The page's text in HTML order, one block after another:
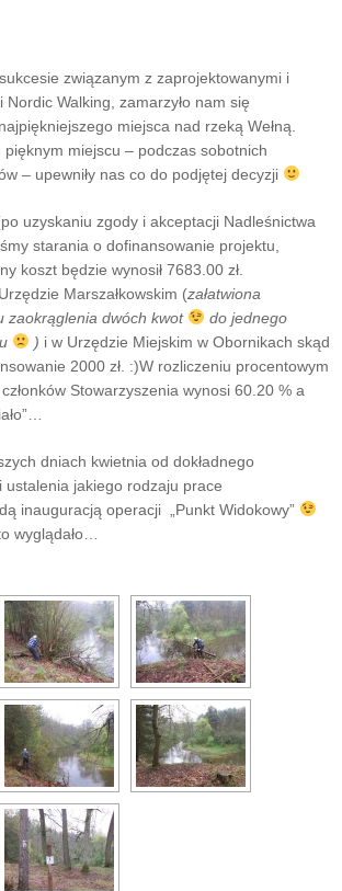
związanym z zaprojektowanymi i
Walking, zamarzyło nam się
miejsca nad rzeką Wełną.
miejscu – podczas sobotnich
– upewniły nas co do podjętej decyzji
uzyskaniu zgody i akceptacji Nadleśnictwa
starania o dofinansowanie projektu,
koszt będzie wynosił 7683.00 zł.
Marszałkowskim (załatwiona
zaokrąglenia dwóch kwot
do jednego
) i w Urzędzie Miejskim w Obornikach skąd
2000 zł. :)W rozliczeniu procentowym
Stowarzyszenia wynosi 60.20 % a
dniach kwietnia od dokładnego
ustalenia jakiego rodzaju prace
inauguracją operacji „Punkt Widokowy”
wyglądało…